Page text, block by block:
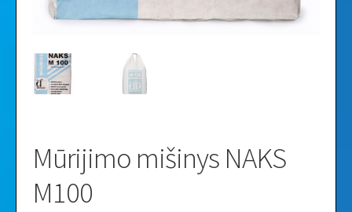
Mūrijimo mišinys NAKS
M100